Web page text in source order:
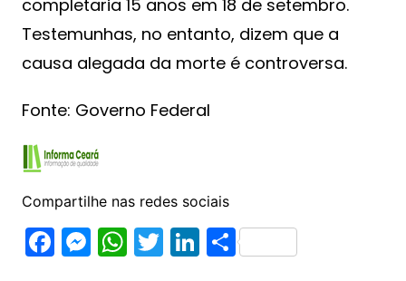
completaria 15 anos em 18 de setembro.
Testemunhas, no entanto, dizem que a
causa alegada da morte é controversa.
Fonte: Governo Federal
Compartilhe nas redes sociais
F M W T Li S